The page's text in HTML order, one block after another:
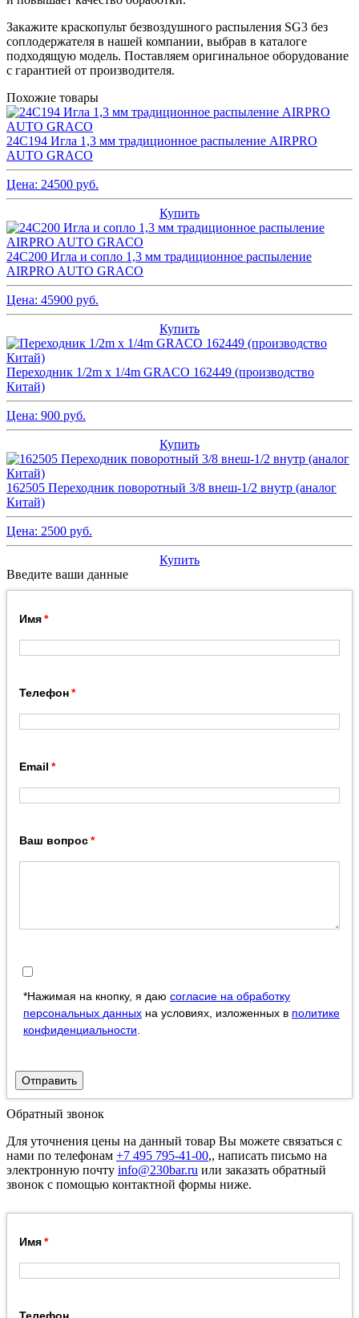
Закажите краскопульт безвоздушного распыления SG3 без
соплодержателя в нашей компании, выбрав в каталоге
подходящую модель. Поставляем оригинальное оборудование
с гарантией от производителя.
Похожие товары
24C194 Игла 1,3 мм традиционное распыление AIRPRO
AUTO GRACO
Цена: 24500 руб.
Купить
24C200 Игла и сопло 1,3 мм традиционное распыление
AIRPRO AUTO GRACO
Цена: 45900 руб.
Купить
Переходник 1/2m x 1/4m GRACO 162449 (производство
Китай)
Цена: 900 руб.
Купить
162505 Переходник поворотный 3/8 внеш-1/2 внутр (аналог
Китай)
Цена: 2500 руб.
Купить
Введите ваши данные
Имя
Телефон
Email
Ваш вопрос
*Нажимая на кнопку, я даю согласие на обработку
персональных данных на условиях, изложенных в политике
конфиденциальности
Отправить
Обратный звонок
Для уточнения цены на данный товар Вы можете связаться с
нами по телефонам +7 495 795-41-00,, написать письмо на
электронную почту info@230bar.ru или заказать обратный
звонок с помощью контактной формы ниже.
Имя